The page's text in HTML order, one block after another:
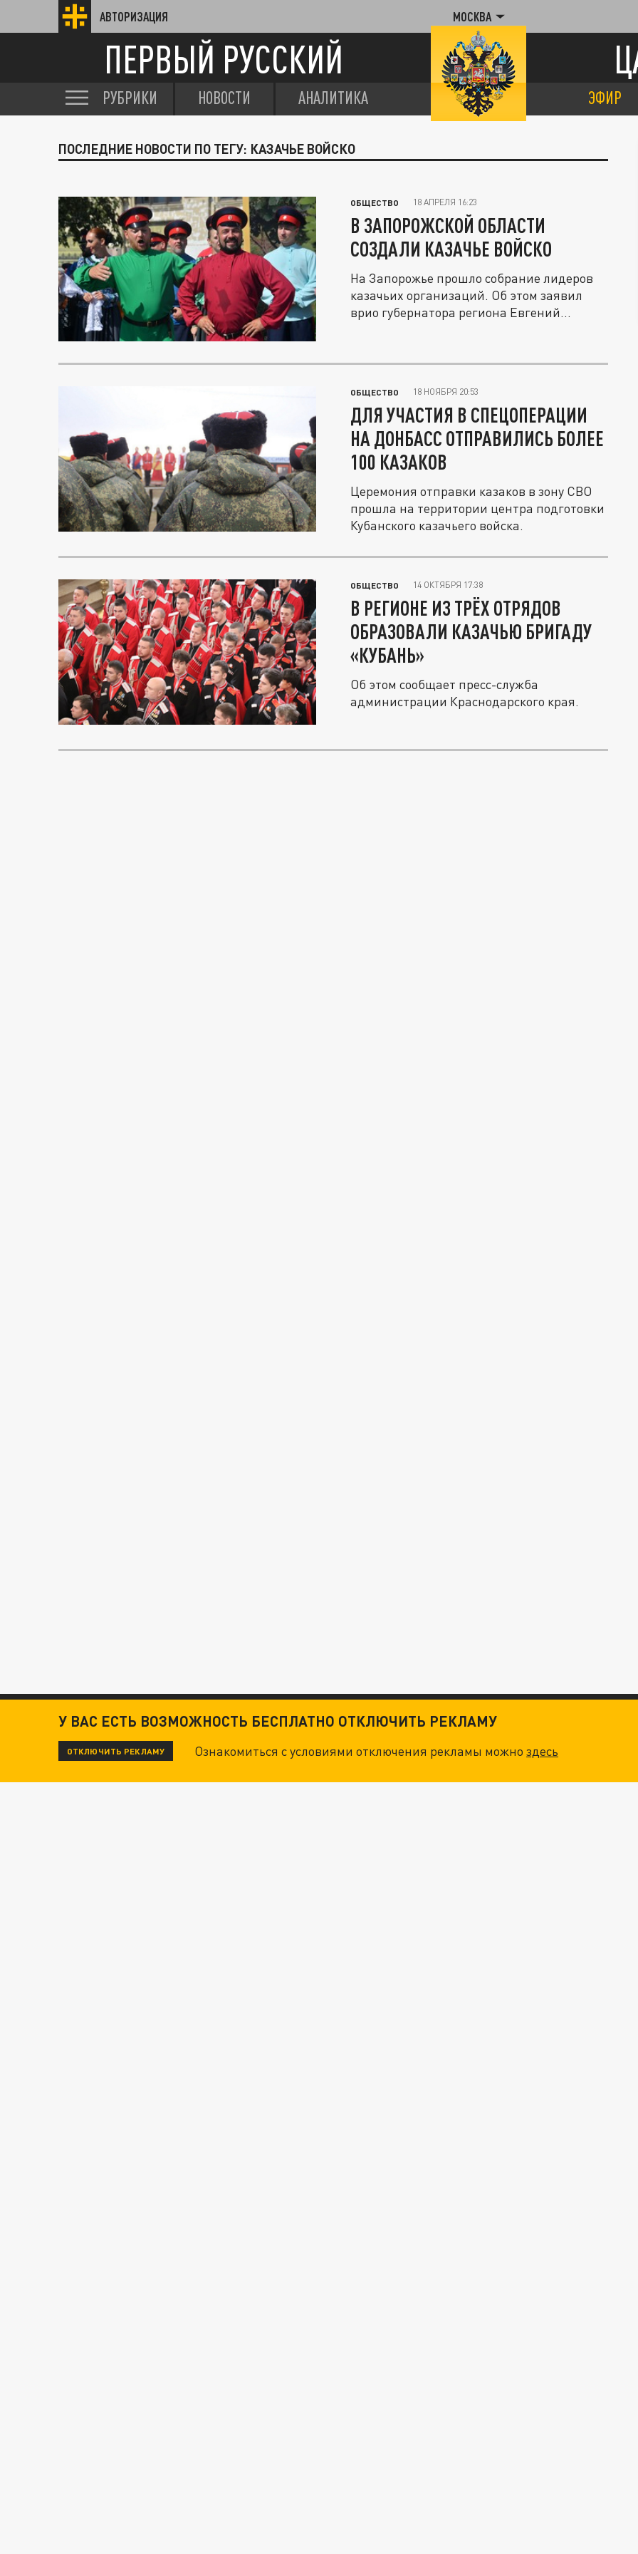
АВТОРИЗАЦИЯ МОСКВА
ПЕРВЫЙ РУССКИЙ
РУБРИКИ НОВОСТИ АНАЛИТИКА ЭФИР
ПОСЛЕДНИЕ НОВОСТИ ПО ТЕГУ: КАЗАЧЬЕ ВОЙСКО
ОБЩЕСТВО 18 АПРЕЛЯ 16:23
В ЗАПОРОЖСКОЙ ОБЛАСТИ
СОЗДАЛИ КАЗАЧЬЕ ВОЙСКО
На Запорожье прошло собрание лидеров
казачьих организаций. Об этом заявил
врио губернатора региона Евгений...
ОБЩЕСТВО 18 НОЯБРЯ 20:53
ДЛЯ УЧАСТИЯ В СПЕЦОПЕРАЦИИ
НА ДОНБАСС ОТПРАВИЛИСЬ БОЛЕЕ
100 КАЗАКОВ
Церемония отправки казаков в зону СВО
прошла на территории центра подготовки
Кубанского казачьего войска.
ОБЩЕСТВО 14 ОКТЯБРЯ 17:38
В РЕГИОНЕ ИЗ ТРЁХ ОТРЯДОВ
ОБРАЗОВАЛИ КАЗАЧЬЮ БРИГАДУ
«КУБАНЬ»
Об этом сообщает пресс-служба
администрации Краснодарского края.
У ВАС ЕСТЬ ВОЗМОЖНОСТЬ БЕСПЛАТНО ОТКЛЮЧИТЬ РЕКЛАМУ
ОТКЛЮЧИТЬ РЕКЛАМУ Ознакомиться с условиями отключения рекламы можноздесь